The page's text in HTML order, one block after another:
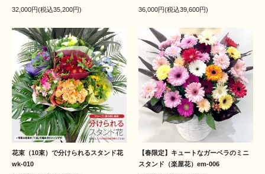
32,000円(税込35,200円)
36,000円(税込39,600円)
花束（10束）で分けられるスタンド花
wk-010
【春限定】キュートなガーベラのミニ
スタンド（楽屋花）em-006